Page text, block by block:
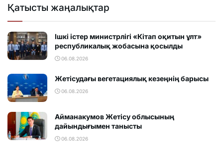
Қатысты жаңалықтар
Ішкі істер министрлігі «Кітап оқитын ұлт»
республикалық жобасына қосылды
06.08.2026
Жетісудағы вегетациялық кезеңнің барысы
06.08.2026
Айманакумов Жетісу облысының
дайындығымен танысты
06.08.2026